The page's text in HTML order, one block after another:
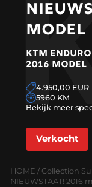
MODEL
KTM
2016 MODEL
4.950,00 EUR
5960 KM
Bekijk meer
Verkocht
HOME / Collection
NIEUWSTAAT! 2016